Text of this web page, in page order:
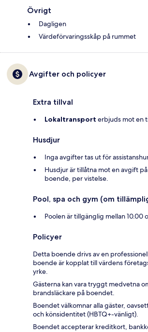
Övrigt
Dagligen
Värdeförvaringsskåp på rummet
Avgifter och policyer
Extra tillval
Lokaltransport erbjuds mot en
Husdjur
Inga avgifter tas ut för
Husdjur är tillåtna mot en avgift
boende, per vistelse.
Pool, spa och gym (om
Poolen är tillgänglig mellan 10.00
Policyer
Detta boende drivs av en
boende är kopplat till värdens
yrke.
Gästerna kan vara tryggt medvetna
brandsläckare på boendet.
Boendet välkomnar alla gäster,
och könsidentitet (HBTQ+-vänligt).
Boendet accepterar kreditkort,